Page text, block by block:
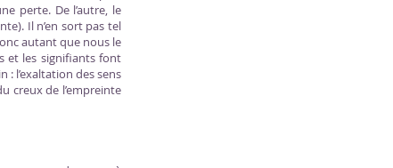
perte. De l’autre, le
Il n’en sort pas tel
autant que nous le
et les signifiants font
: l’exaltation des sens
creux de l’empreinte